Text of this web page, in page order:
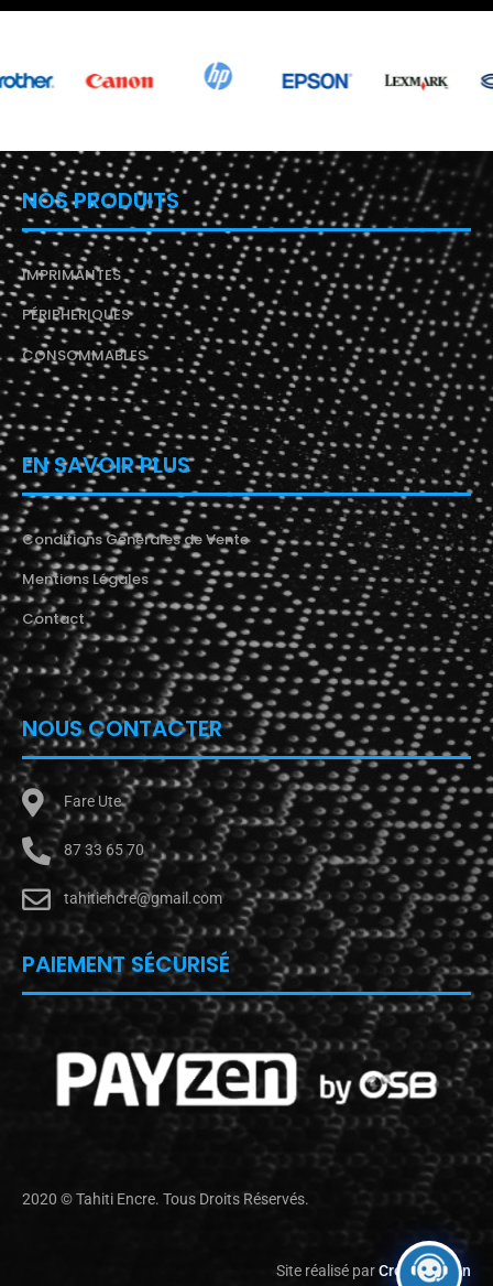
NOS PRODUITS
IMPRIMANTES
PÉRIPHERIQUES
CONSOMMABLES
EN SAVOIR PLUS
Conditions Générales de Vente
Mentions Légales
Contact
NOUS CONTACTER
Fare Ute
87 33 65 70
tahitiencre@gmail.com
PAIEMENT SÉCURISÉ
2020 © Tahiti Encre. Tous Droits Réservés.
Site réalisé parCréa Passion